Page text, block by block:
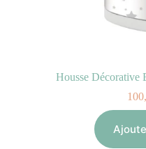
Housse Décorative